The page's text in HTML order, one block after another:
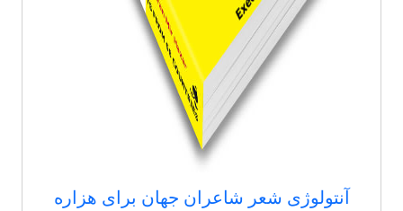
آنتولوژی شعر شاعران جهان برای هزاره